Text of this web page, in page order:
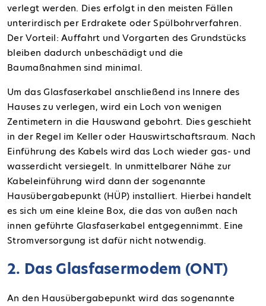
verlegt werden. Dies erfolgt in den meisten Fällen
unterirdisch per Erdrakete oder Spülbohrverfahren.
Der Vorteil: Auffahrt und Vorgarten des Grundstücks
bleiben dadurch unbeschädigt und die
Baumaßnahmen sind minimal.
Um das Glasfaserkabel anschließend ins Innere des
Hauses zu verlegen, wird ein Loch von wenigen
Zentimetern in die Hauswand gebohrt. Dies geschieht
in der Regel im Keller oder Hauswirtschaftsraum. Nach
Einführung des Kabels wird das Loch wieder gas- und
wasserdicht versiegelt. In unmittelbarer Nähe zur
Kabeleinführung wird dann der sogenannte
Hausübergabepunkt (HÜP) installiert. Hierbei handelt
es sich um eine kleine Box, die das von außen nach
innen geführte Glasfaserkabel entgegennimmt. Eine
Stromversorgung ist dafür nicht notwendig.
2. Das Glasfasermodem (ONT)
An den Hausübergabepunkt wird das sogenannte